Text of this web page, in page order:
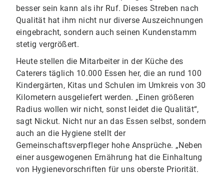
besser sein kann als ihr Ruf. Dieses Streben nach
Qualität hat ihm nicht nur diverse Auszeichnungen
eingebracht, sondern auch seinen Kundenstamm
stetig vergrößert.
Heute stellen die Mitarbeiter in der Küche des
Caterers täglich 10.000 Essen her, die an rund 100
Kindergärten, Kitas und Schulen im Umkreis von 30
Kilometern ausgeliefert werden. „Einen größeren
Radius wollen wir nicht, sonst leidet die Qualität“,
sagt Nickut. Nicht nur an das Essen selbst, sondern
auch an die Hygiene stellt der
Gemeinschaftsverpfleger hohe Ansprüche. „Neben
einer ausgewogenen Ernährung hat die Einhaltung
von Hygienevorschriften für uns oberste Priorität.